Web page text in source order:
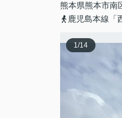
熊本県熊本市南
鹿児島本線「
1/14